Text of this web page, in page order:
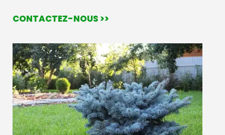
CONTACTEZ-NOUS >>